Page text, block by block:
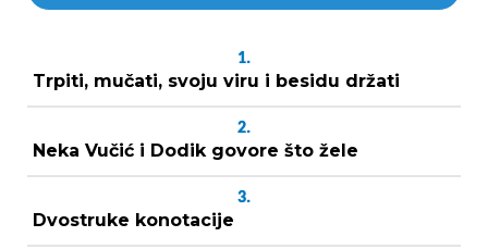
1.
Trpiti, mučati, svoju viru i besidu držati
2.
Neka Vučić i Dodik govore što žele
3.
Dvostruke konotacije